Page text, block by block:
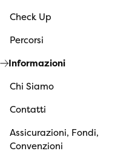
Check Up
Percorsi
Informazioni
Chi Siamo
Contatti
Assicurazioni, Fondi,
Convenzioni